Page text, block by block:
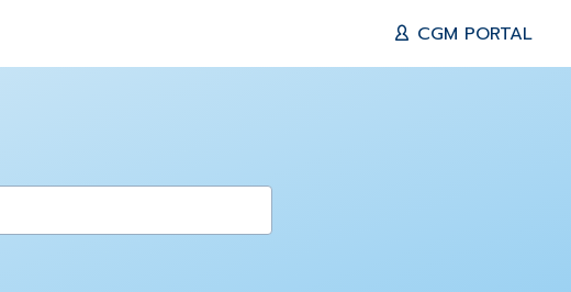
CGM PORTAL